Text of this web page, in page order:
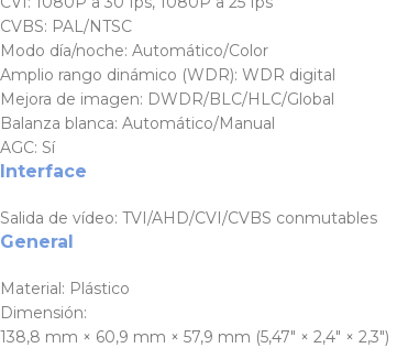
CVBS: PAL/NTSC
Modo día/noche: Automático/Color
Amplio rango dinámico (WDR): WDR digital
Mejora de imagen: DWDR/BLC/HLC/Global
Balanza blanca: Automático/Manual
AGC: Sí
Interface
Salida de vídeo: TVI/AHD/CVI/CVBS conmutables
General
Material: Plástico
Dimensión:
138,8 mm × 60,9 mm × 57,9 mm (5,47″ × 2,4″ × 2,3″)